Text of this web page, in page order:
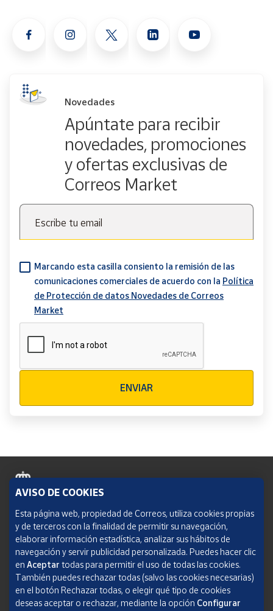
Novedades
Apúntate para recibir
novedades, promociones
y ofertas exclusivas de
Correos Market
Escribe tu email
Marcando esta casilla consiento la remisión de las
comunicaciones comerciales de acuerdo con la Política
de Protección de datos Novedades de Correos
Market
ENVIAR
Política de cookies
Aviso legal
Condiciones del servicio
Política de Privacidad Web
AVISO DE COOKIES
Esta página web, propiedad de Correos, utiliza cookies propias
y de terceros con la finalidad de permitir su navegación,
elaborar información estadística, analizar sus hábitos de
navegación y servir publicidad personalizada. Puedes hacer clic
en Aceptar todas para permitir el uso de todas las cookies.
También puedes rechazar todas (salvo las cookies necesarias)
en el botón Rechazar todas, o elegir qué tipo de cookies
deseas aceptar o rechazar, mediante la opción Configurar